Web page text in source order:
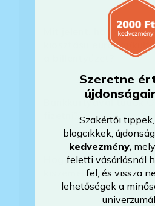
Mit jelent, hogy
kiosztású európai/
Bankkártyával tudok
Hogyan tudom
kiszemelt laptopot?
Szeretne
Szakértői
blogcikkek,
kedvezmény,
feletti vásárlásnál
fel, és vissza
lehetőségek a